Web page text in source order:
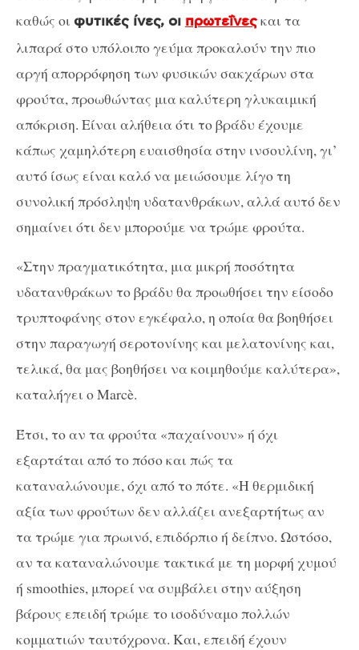
καθώς οι φυτικές ίνες, οι πρωτεΐνεςκαι τα
λιπαρά στο υπόλοιπο γεύμα προκαλούν την πιο
αργή απορρόφηση των φυσικών σακχάρων στα
φρούτα, προωθώντας μια καλύτερη γλυκαιμική
απόκριση. Είναι αλήθεια ότι το βράδυ έχουμε
κάπως χαμηλότερη ευαισθησία στην ινσουλίνη, γι’
αυτό ίσως είναι καλό να μειώσουμε λίγο τη
συνολική πρόσληψη υδατανθράκων, αλλά αυτό δεν
σημαίνει ότι δεν μπορούμε να τρώμε φρούτα.
«Στην πραγματικότητα, μια μικρή ποσότητα
υδατανθράκων το βράδυ θα προωθήσει την είσοδο
τρυπτοφάνης στον εγκέφαλο, η οποία θα βοηθήσει
στην παραγωγή σεροτονίνης και μελατονίνης και,
τελικά, θα μας βοηθήσει να κοιμηθούμε καλύτερα»,
καταλήγει ο Marcè.
Έτσι, το αν τα φρούτα «παχαίνουν» ή όχι
εξαρτάται από το πόσο και πώς τα
καταναλώνουμε, όχι από το πότε. «Η θερμιδική
αξία των φρούτων δεν αλλάζει ανεξαρτήτως αν
τα τρώμε για πρωινό, επιδόρπιο ή δείπνο. Ωστόσο,
αν τα καταναλώνουμε τακτικά με τη μορφή χυμού
ή smoothies, μπορεί να συμβάλει στην αύξηση
βάρους επειδή τρώμε το ισοδύναμο πολλών
κομματιών ταυτόχρονα. Και, επειδή έχουν